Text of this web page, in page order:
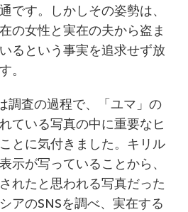
です。しかしその姿勢は、
の女性と実在の夫から盗ま
るという事実を追求せず放
。
調査の過程で、「ユマ」の
ている写真の中に重要なヒ
とに気付きました。キリル
示が写っていることから、
れたと思われる写真だった
アのSNSを調べ、実在する